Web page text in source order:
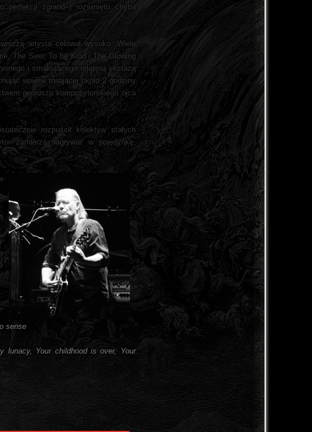
perfekcji zgrano i rozwinięto chyba
artysta celował wysoko. Wiele
The Seer, To be Kind i The Glowing
i smakującego religijną ekstazą
wpierw trwającej około 2 godziny
geniuszu kompozytorskiego ojca
rozpuścił kolektyw stałych
zamierza nagrywać w pojedynkę,
sense
lunacy, Your childhood is over, Your